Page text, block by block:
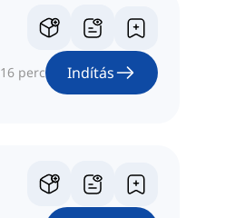
16 perc Indítás